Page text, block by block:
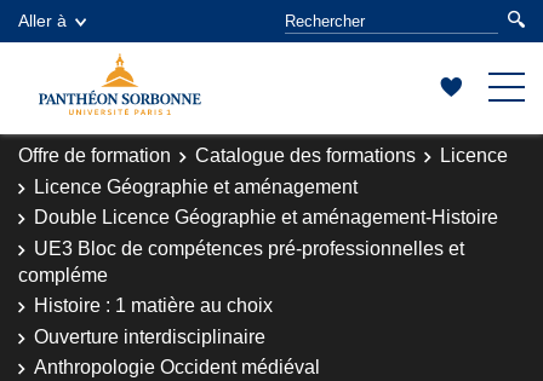
Aller à
Offre de formation Catalogue des formations
Licence
Licence Géographie et aménagement
Double Licence Géographie et aménagement-Histoire
UE3 Bloc de compétences pré-professionnelles et
compléme
Histoire : 1 matière au choix
Ouverture interdisciplinaire
Anthropologie Occident médiéval